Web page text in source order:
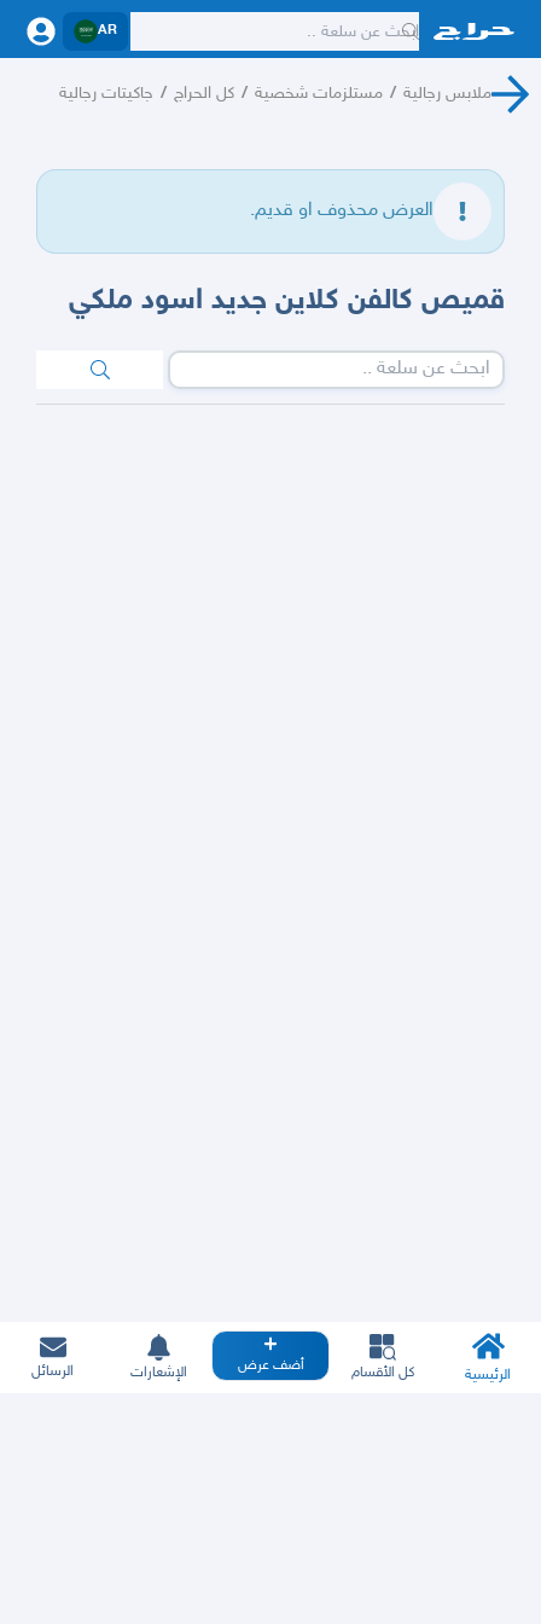
AR
ملابس رجالية / مستلزمات شخصية / كل الحراج / جاكيتات رجالية
العرض محذوف او قديم.
قميص كالفن كلاين جديد اسود ملكي
الرئيسية كل الأقسام أضف عرض الإشعارات الرسائل